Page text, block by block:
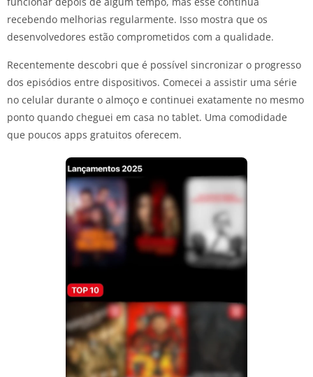
recebendo melhorias regularmente. Isso mostra que os
desenvolvedores estão comprometidos com a qualidade.
Recentemente descobri que é possível sincronizar o progresso
dos episódios entre dispositivos. Comecei a assistir uma série
no celular durante o almoço e continuei exatamente no mesmo
ponto quando cheguei em casa no tablet. Uma comodidade
que poucos apps gratuitos oferecem.